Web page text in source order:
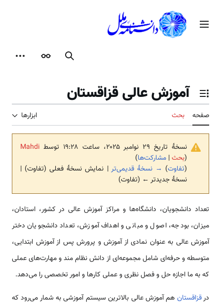
محتوامنوی اصلی
جستجوظاهر
تغییر وضعیت فهرست محتویات
آموزش عالی قزاقستان
صفحه بحث ابزارها
نسخهٔ تاریخ ‏۲۹ نوامبر ۲۰۲۵، ساعت ۱۹:۲۸ توسط
Mahdi
(بحث| مشارکت‌ها)
(تفاوت) → نسخهٔ قدیمی‌تر | نمایش نسخهٔ فعلی (تفاوت) |
نسخهٔ جدیدتر ← (تفاوت)
تعداد دانشجویان، دانشگاه‌‌ها و مراکز آموزش عالی در کشور، استادان،
میزان، بودجه، اصول و مبانی و اهداف آموزش، تعداد دانشجویان دختر
آموزش عالی به عنوان نمادی از آموزش و پرورش پس از آموزش ابتدایی،
متوسطه و حرفه‌ای شامل مجموعه‌ای از دانش نظام مند و مهارت‌های عملی
که به ما اجازه حل و فصل نظری و عملی کار‌ها و امور تخصصی را می‌دهد.
درقزاقستان هم آموزش عالی بالاترین سیستم آموزشی به شمار می‌رود که